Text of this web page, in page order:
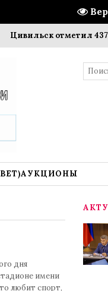
отметил 437-й
АУКЦИОНЫ
дня
имени
любит спорт,